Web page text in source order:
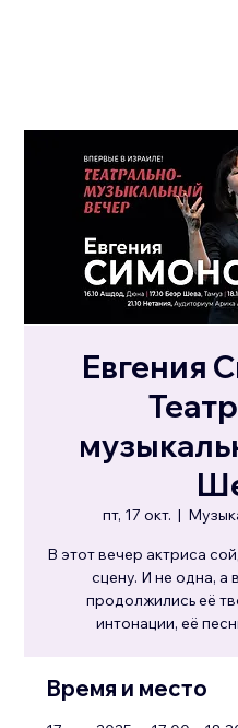
Евгения
пт, 17 окт.
  |
В этот вечер актриса
сцену. И не одна, а
продолжились её
интонации, её
Время и место